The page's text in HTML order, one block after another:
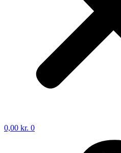
0,00 kr. 0